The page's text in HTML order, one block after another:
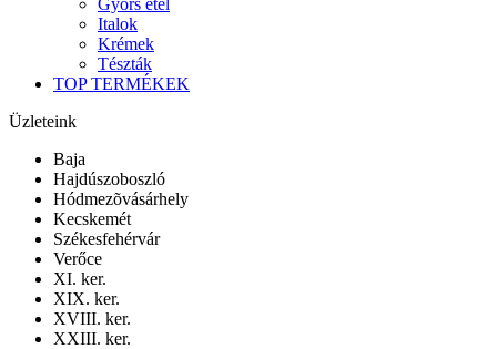
Italok
Krémek
Tészták
TOP TERMÉKEK
Üzleteink
Baja
Hajdúszoboszló
Hódmezõvásárhely
Kecskemét
Székesfehérvár
Verőce
XI. ker.
XIX. ker.
XVIII. ker.
XXIII. ker.